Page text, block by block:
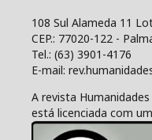
108 Sul Alameda 11
CEP.: 77020-122 -
Tel.: (63) 3901-4176
E-mail:
A revista
está licenciada com